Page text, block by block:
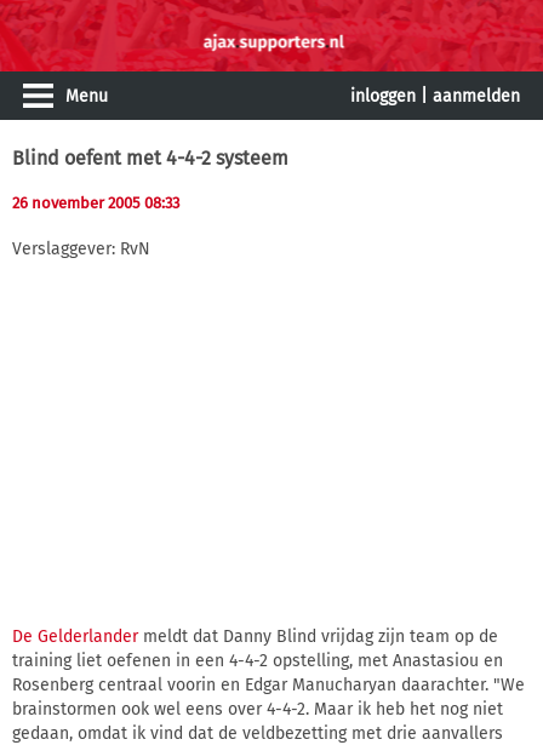
Menu inloggen aanmelden
Blind oefent met 4-4-2 systeem
26 november 2005 08:33
Verslaggever: RvN
De Gelderlandermeldt dat Danny Blind vrijdag zijn team op de
training liet oefenen in een 4-4-2 opstelling, met Anastasiou en
Rosenberg centraal voorin en Edgar Manucharyan daarachter. "We
brainstormen ook wel eens over 4-4-2. Maar ik heb het nog niet
gedaan, omdat ik vind dat de veldbezetting met drie aanvallers